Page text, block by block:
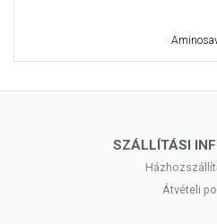
SZÁLLÍTÁSI
Átvételi